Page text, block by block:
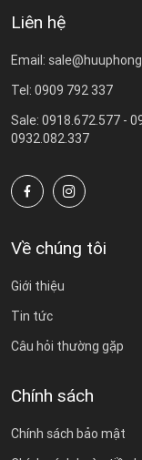
Liên hệ
Email:
Tel: 0909 792 337
Sale: 0918.672.577 -
0932.082.337
Về chúng tôi
Giới thiệu
Tin tức
Câu hỏi thường gặp
Chính sách
Chính sách bảo mật